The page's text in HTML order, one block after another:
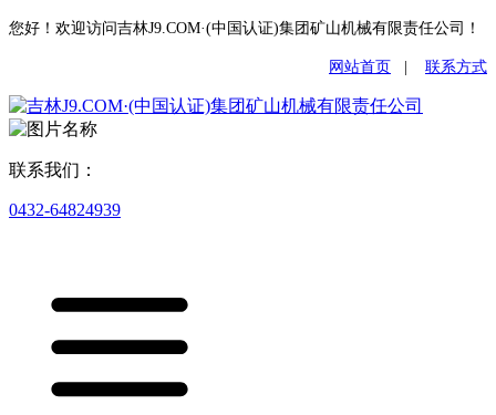
您好！欢迎访问吉林J9.COM·(中国认证)集团矿山机械有限责任公司！
网站首页 联系方式
联系我们：
0432-64824939